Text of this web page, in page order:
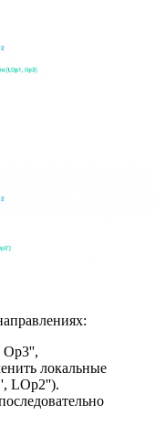
локальные
LOp2'').